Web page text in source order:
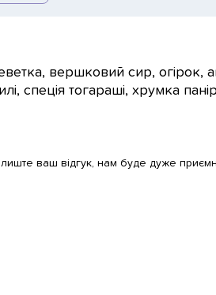
вершковий сир, огірок,
спеція тогараші, хрумка
ваш відгук, нам буде дуже